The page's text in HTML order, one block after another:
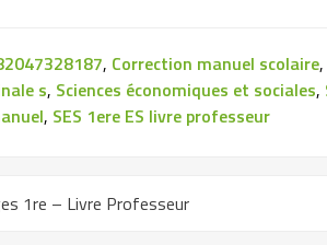
, Correction manuel scolaire,
s, Sciences économiques et sociales,
, SES 1ere ES livre professeur
1re – Livre Professeur